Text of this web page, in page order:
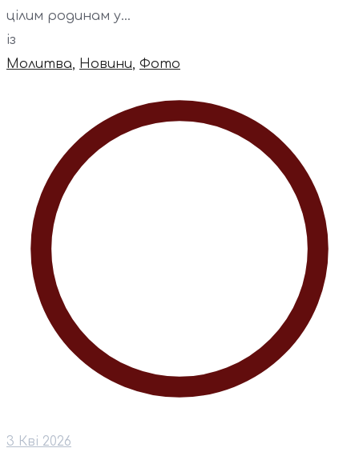
цілим родинам у...
із
Молитва, Новини, Фото
3 Кві 2026